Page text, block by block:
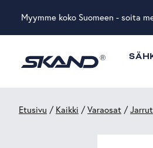
Myymme koko Suomeen - soita
Etusivu / Kaikki /Varaosat /Jarrut